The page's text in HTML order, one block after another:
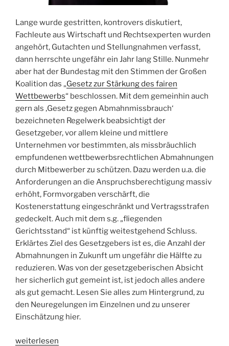
Lange wurde gestritten, kontrovers diskutiert,
Fachleute aus Wirtschaft und Rechtsexperten wurden
angehört, Gutachten und Stellungnahmen verfasst,
dann herrschte ungefähr ein Jahr lang Stille. Nunmehr
aber hat der Bundestag mit den Stimmen der Großen
Koalition das „Gesetz zur Stärkung des fairen
Wettbewerbs“ beschlossen. Mit dem gemeinhin auch
gern als ‚Gesetz gegen Abmahnmissbrauch‘
bezeichneten Regelwerk beabsichtigt der
Gesetzgeber, vor allem kleine und mittlere
Unternehmen vor bestimmten, als missbräuchlich
empfundenen wettbewerbsrechtlichen Abmahnungen
durch Mitbewerber zu schützen. Dazu werden u.a. die
Anforderungen an die Anspruchsberechtigung massiv
erhöht, Formvorgaben verschärft, die
Kostenerstattung eingeschränkt und Vertragsstrafen
gedeckelt. Auch mit dem s.g. „fliegenden
Gerichtsstand“ ist künftig weitestgehend Schluss.
Erklärtes Ziel des Gesetzgebers ist es, die Anzahl der
Abmahnungen in Zukunft um ungefähr die Hälfte zu
reduzieren. Was von der gesetzgeberischen Absicht
her sicherlich gut gemeint ist, ist jedoch alles andere
als gut gemacht. Lesen Sie alles zum Hintergrund, zu
den Neuregelungen im Einzelnen und zu unserer
Einschätzung hier.
„Gesetz
weiterlesen